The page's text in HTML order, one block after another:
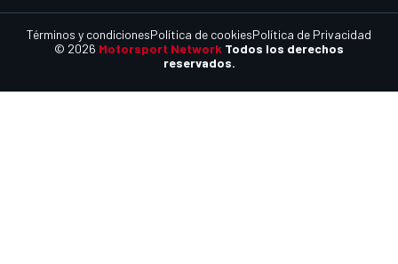
© 2026 Motorsport Network Todos los derechos
reservados.
Términos y condicionesPolítica de cookiesPolítica de Privacidad